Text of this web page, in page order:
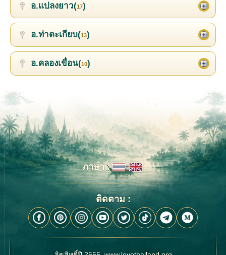
อ.แปลงยาว(17)
อ.ท่าตะเกียบ(13)
อ.คลองเขื่อน(10)
ภาษา :
ติดตาม :